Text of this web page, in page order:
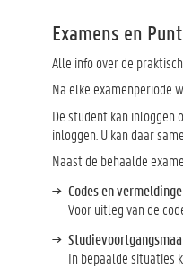
Examens en
Alle info over de
Na elke examenperiode
De student kan inloggen
inloggen. U kan daar
Naast de behaalde
Codes en
Voor uitleg van de
In bepaalde situaties